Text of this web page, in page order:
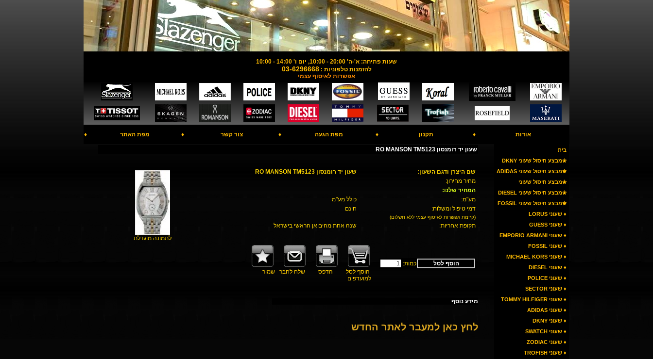
שעות פתיחה: א'-ה' 20:00 - 10:00, יום ו' 14:00 - 10:00
להזמנות טלפוניות :03-6296668
אפשרות לאיסוף עצמי
אודות ♦ תקנון ♦ מפת הגעה ♦ צור קשר ♦ מפת האתר ♦
בית
✬מבצע חיסול שעוני DKNY
✬מבצע חיסול שעוני ADIDAS
✬מבצע חיסול שעוני
ARMANI
✬מבצע חיסול שעוני DIESEL
✬מבצע חיסול שעוני FOSSIL
♦ שעוני LORUS
♦ שעוני GUESS
♦ שעוני EMPORIO ARMANI
♦ שעוני FOSSIL
♦ שעוני MICHAEL KORS
♦ שעוני DIESEL
♦ שעוני POLICE
♦ שעוני SECTOR
♦ שעוני TOMMY HILFIGER
♦ שעוני ADIDAS
♦ שעוני DKNY
♦ שעוני SWATCH
♦ שעוני ZODIAC
♦ שעוני TROFISH
שעון יד רומנסון RO MANSON TM5123
שם היצרן ודגם השעון:
שעון יד רומנסון RO MANSON TM5123
מחיר מחירון:
המחיר שלנו:
מע"מ:
כולל מע"מ
דמי טיפול ומשלוח:
חינם
(קיימת אפשרות לאיסוף עצמי ללא תשלום)
תקופת אחריות: שנה אחת מהיבואן הראשי בישראל
הוסף לסל
כמות:
הוסף לסל
הדפס שלח לחבר שמור
למועדפים
לתמונה מוגדלת
מידע נוסף
לחץ כאן למעבר לאתר החדש